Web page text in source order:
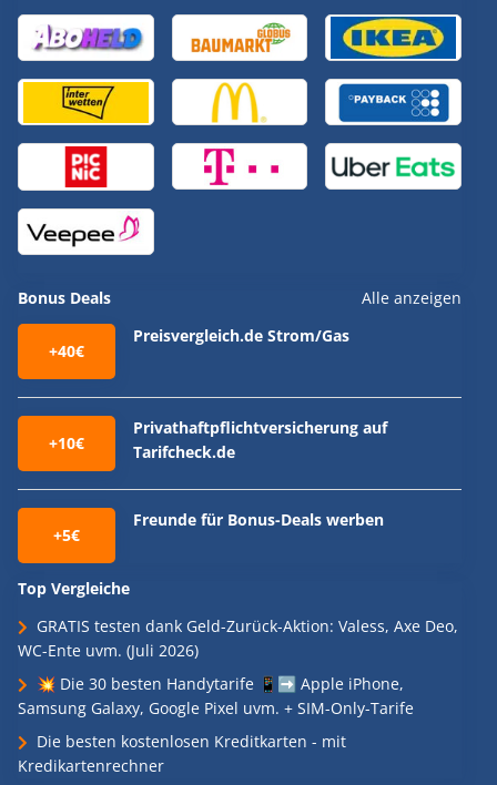
Bonus Deals Alle anzeigen
+40€
Preisvergleich.de Strom/Gas
+10€
Privathaftpflichtversicherung auf
Tarifcheck.de
+5€
Freunde für Bonus-Deals werben
Top Vergleiche
GRATIS testen dank Geld-Zurück-Aktion: Valess, Axe Deo,
WC-Ente uvm. (Juli 2026)
💥 Die 30 besten Handytarife 📱➡️ Apple iPhone,
Samsung Galaxy, Google Pixel uvm. + SIM-Only-Tarife
Die besten kostenlosen Kreditkarten - mit
Kredikartenrechner